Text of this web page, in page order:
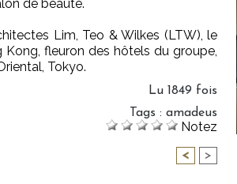
de beauté.
Lim, Teo & Wilkes (LTW), le
fleuron des hôtels du groupe,
Tokyo.
Lu 1849 fois
Tags : amadeus
Notez
< >